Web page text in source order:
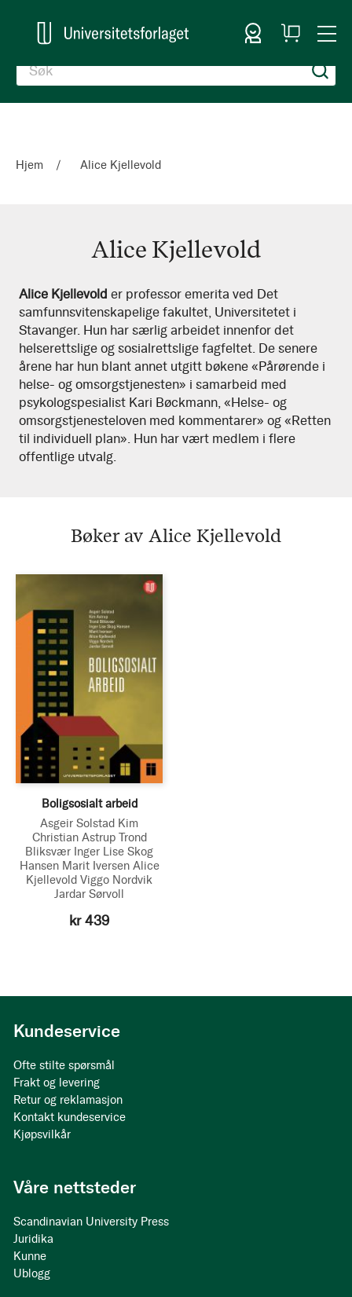
Logg inn
Handlekurv
Hjem Alice Kjellevold
Alice Kjellevold
Alice
Kjellevold
Alice Kjellevold er professor emerita ved Det
samfunnsvitenskapelige fakultet, Universitetet i
Stavanger. Hun har særlig arbeidet innenfor det
helserettslige og sosialrettslige fagfeltet. De senere
årene har hun blant annet utgitt bøkene «Pårørende i
helse- og omsorgstjenesten» i samarbeid med
psykologspesialist Kari Bøckmann, «Helse- og
omsorgstjenesteloven med kommentarer» og «Retten
til individuell plan». Hun har vært medlem i flere
offentlige utvalg.
Bøker av Alice Kjellevold
Boligsosialt arbeid
Asgeir Solstad Kim
Christian Astrup Trond
Bliksvær Inger Lise Skog
Hansen Marit Iversen Alice
Kjellevold Viggo Nordvik
Jardar Sørvoll
kr 439
Kundeservice
Ofte stilte spørsmål
Frakt og levering
Retur og reklamasjon
Kontakt kundeservice
Kjøpsvilkår
Våre nettsteder
Scandinavian University Press
Juridika
Kunne
Ublogg